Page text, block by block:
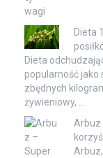
Dieta
Dieta
popularność
zbędnych
żywieniowy, …
Arbuz